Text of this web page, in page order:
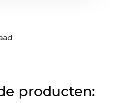
producten: